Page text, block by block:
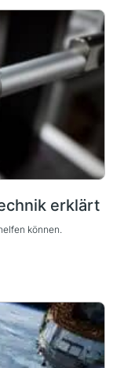
erklärt
können.